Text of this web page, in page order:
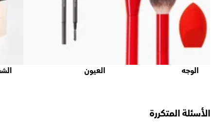
الوجه العيون
الأسئلة المتكررة